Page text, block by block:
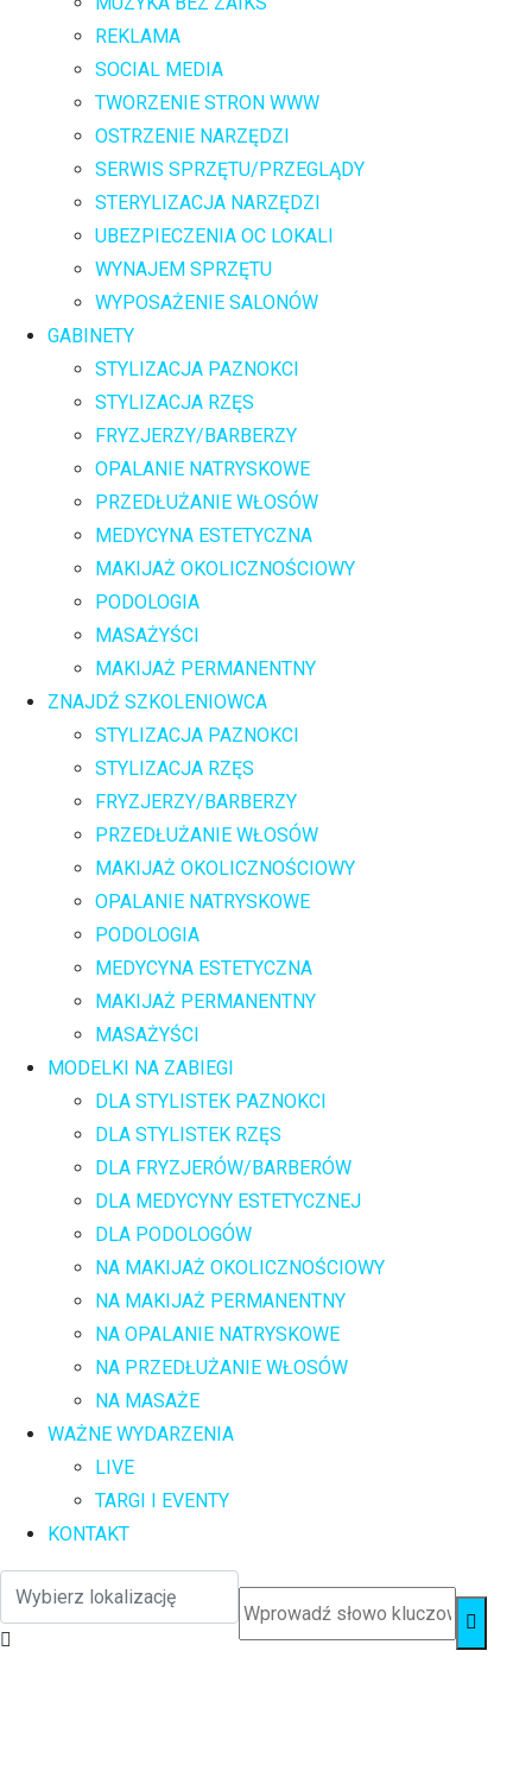
REKLAMA
SOCIAL MEDIA
TWORZENIE STRON WWW
OSTRZENIE NARZĘDZI
SERWIS SPRZĘTU/PRZEGLĄDY
STERYLIZACJA NARZĘDZI
UBEZPIECZENIA OC LOKALI
WYNAJEM SPRZĘTU
WYPOSAŻENIE SALONÓW
GABINETY
STYLIZACJA PAZNOKCI
STYLIZACJA RZĘS
FRYZJERZY/BARBERZY
OPALANIE NATRYSKOWE
PRZEDŁUŻANIE WŁOSÓW
MEDYCYNA ESTETYCZNA
MAKIJAŻ OKOLICZNOŚCIOWY
PODOLOGIA
MASAŻYŚCI
MAKIJAŻ PERMANENTNY
ZNAJDŹ SZKOLENIOWCA
STYLIZACJA PAZNOKCI
STYLIZACJA RZĘS
FRYZJERZY/BARBERZY
PRZEDŁUŻANIE WŁOSÓW
MAKIJAŻ OKOLICZNOŚCIOWY
OPALANIE NATRYSKOWE
PODOLOGIA
MEDYCYNA ESTETYCZNA
MAKIJAŻ PERMANENTNY
MASAŻYŚCI
MODELKI NA ZABIEGI
DLA STYLISTEK PAZNOKCI
DLA STYLISTEK RZĘS
DLA FRYZJERÓW/BARBERÓW
DLA MEDYCYNY ESTETYCZNEJ
DLA PODOLOGÓW
NA MAKIJAŻ OKOLICZNOŚCIOWY
NA MAKIJAŻ PERMANENTNY
NA OPALANIE NATRYSKOWE
NA PRZEDŁUŻANIE WŁOSÓW
NA MASAŻE
WAŻNE WYDARZENIA
LIVE
TARGI I EVENTY
KONTAKT